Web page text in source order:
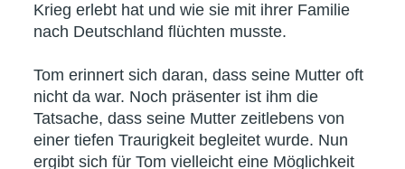
Krieg erlebt hat und wie sie mit ihrer Familie
nach Deutschland flüchten musste.
Tom erinnert sich daran, dass seine Mutter oft
nicht da war. Noch präsenter ist ihm die
Tatsache, dass seine Mutter zeitlebens von
einer tiefen Traurigkeit begleitet wurde. Nun
ergibt sich für Tom vielleicht eine Möglichkeit